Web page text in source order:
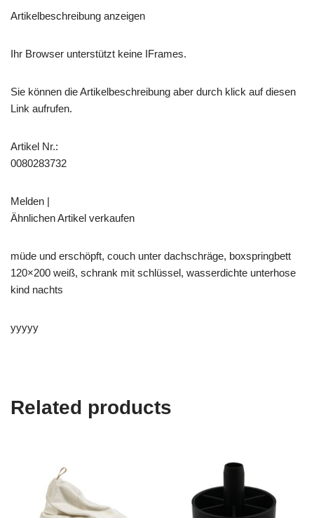
Artikelbeschreibung anzeigen
Ihr Browser unterstützt keine IFrames.
Sie können die Artikelbeschreibung aber durch klick auf diesen
Link aufrufen.
Artikel Nr.:
0080283732
Melden |
Ähnlichen Artikel verkaufen
müde und erschöpft, couch unter dachschräge, boxspringbett
120×200 weiß, schrank mit schlüssel, wasserdichte unterhose
kind nachts
yyyyy
Related products